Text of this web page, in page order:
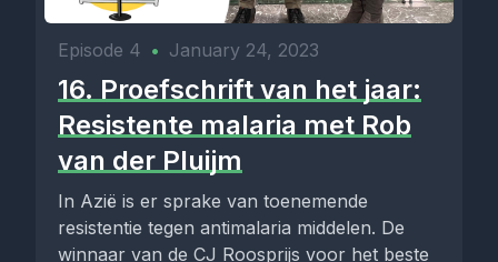
Episode 4 • January 24, 2023
16. Proefschrift van het jaar:
Resistente malaria met Rob
van der Pluijm
In Azië is er sprake van toenemende
resistentie tegen antimalaria middelen. De
winnaar van de CJ Roosprijs voor het beste